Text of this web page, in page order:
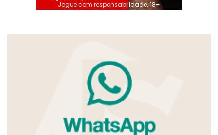
Jogue com responsabilidade. 18+